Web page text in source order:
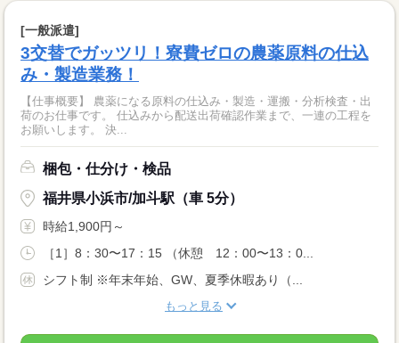
[一般派遣]
3交替でガッツリ！寮費ゼロの農薬原料の仕込
み・製造業務！
【仕事概要】 農薬になる原料の仕込み・製造・運搬・分析検査・出
荷のお仕事です。 仕込みから配送出荷確認作業まで、一連の工程を
お願いします。 決...
梱包・仕分け・検品
福井県小浜市/加斗駅（車 5分）
時給1,900円～
［1］8：30〜17：15 （休憩 12：00〜13：0...
シフト制 ※年末年始、GW、夏季休暇あり（...
もっと見る